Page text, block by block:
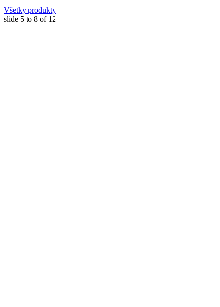
Všetky produkty
slide 5 to 8 of 12